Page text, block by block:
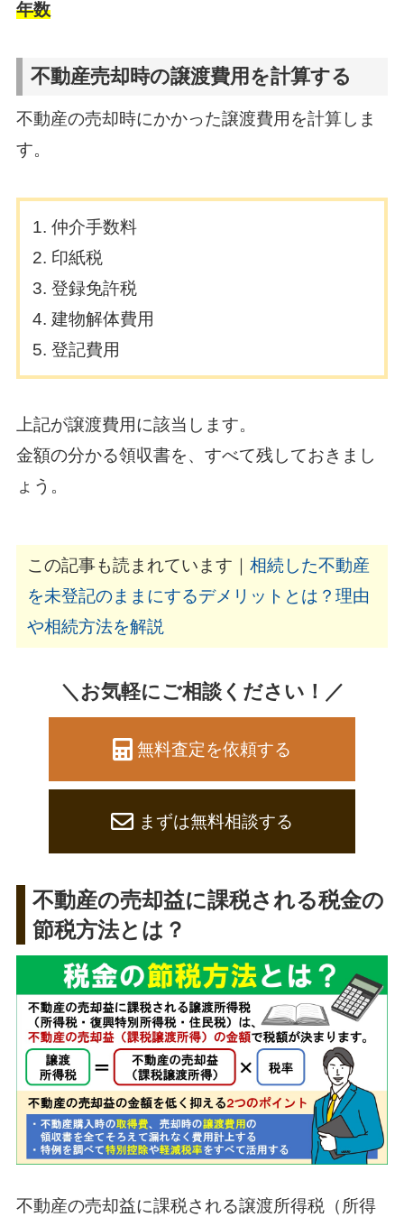
年数
不動産売却時の譲渡費用を計算する
不動産の売却時にかかった譲渡費用を計算しま
す。
仲介手数料
印紙税
登録免許税
建物解体費用
登記費用
上記が譲渡費用に該当します。
金額の分かる領収書を、すべて残しておきまし
ょう。
この記事も読まれています｜ 相続した不動産
を未登記のままにするデメリットとは？理由
や相続方法を解説
＼お気軽にご相談ください！／
無料査定を依頼する
まずは無料相談する
不動産の売却益に課税される税金の
節税方法とは？
不動産の売却益に課税される譲渡所得税（所得